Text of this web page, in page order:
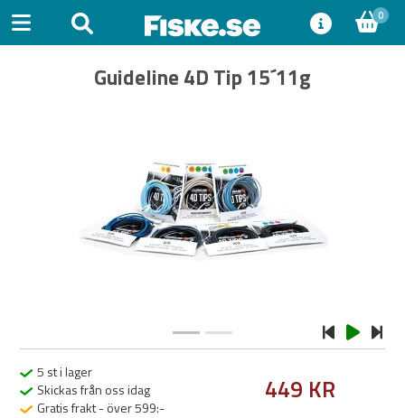
0
Guideline 4D Tip 15´11g
5 st i lager
Skickas från oss idag
Gratis frakt - över 599:-
449 KR